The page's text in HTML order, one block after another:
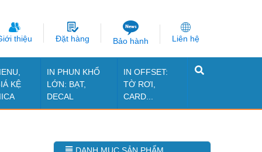
thiệu Đặt hàng Bảo hành Liên hệ
KỆ
IN PHUN KHỔ
LỚN: BẠT,
DECAL
IN OFFSET:
TỜ RƠI,
CARD...
DANH MỤC SẢN PHẨM